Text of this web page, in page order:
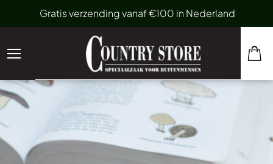
Gratis verzending vanaf €100 in Nederland